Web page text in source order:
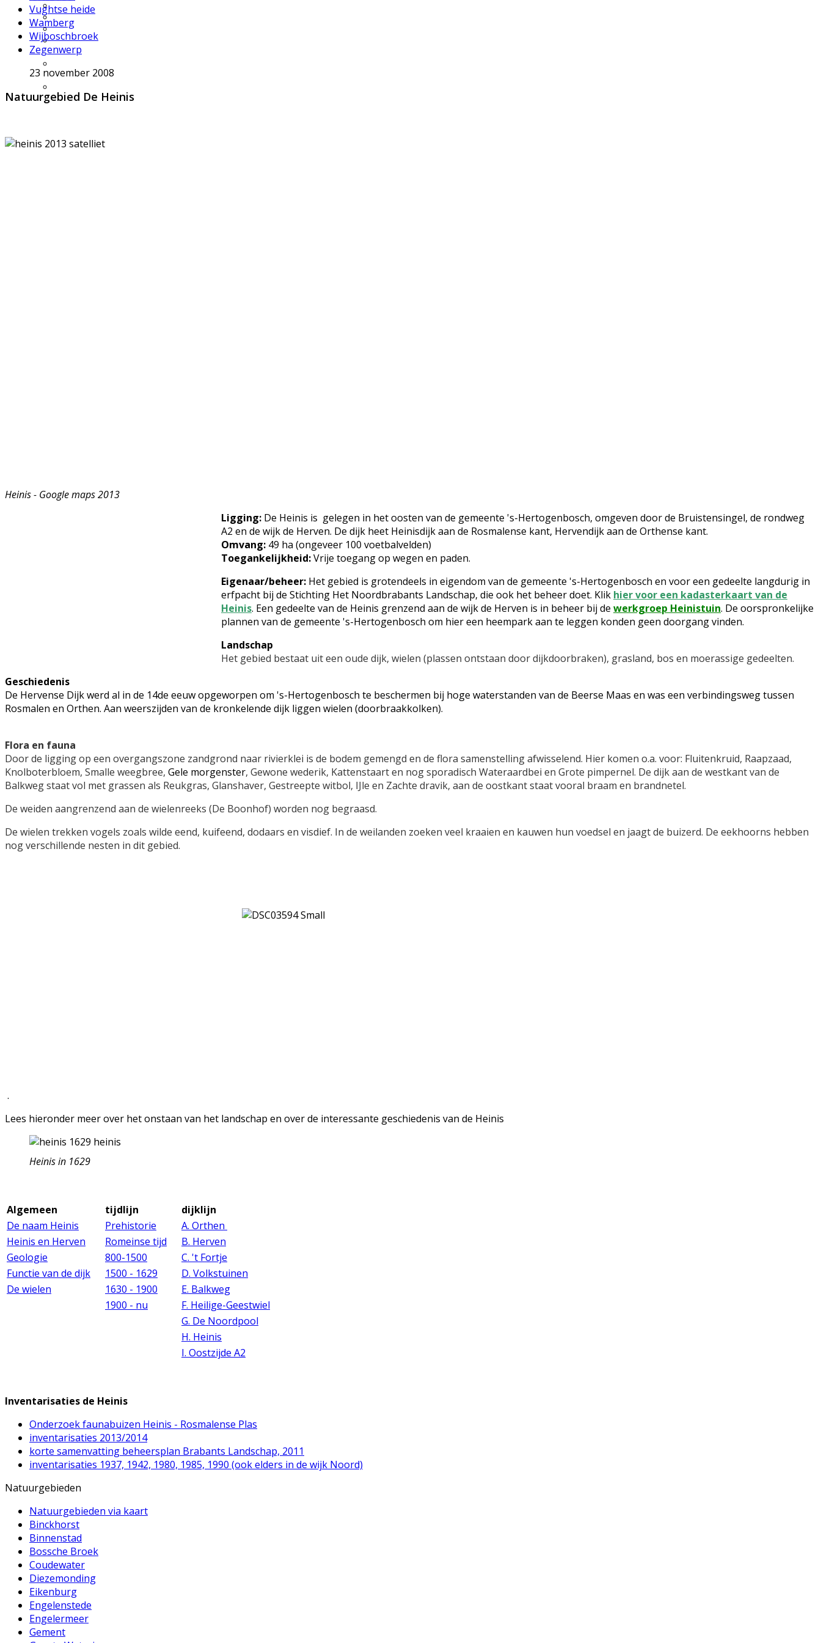
Excursie aanvragen
Lid worden en meedoen?
Meldpunt Natuur
Route naar 't Wikveld
Empel
Zuid
Vughtse heide
Wamberg
Wijboschbroek
Zegenwerp
23 november 2008
Natuurgebied De Heinis
Heinis - Google maps 2013
Ligging: De Heinis is gelegen in het oosten van de gemeente 's-Hertogenbosch, omgeven door de Bruistensingel, de rondweg
A2 en de wijk de Herven. De dijk heet Heinisdijk aan de Rosmalense kant, Hervendijk aan de Orthense kant.
Omvang: 49 ha (ongeveer 100 voetbalvelden)
Toegankelijkheid:Vrije toegang op wegen en paden.
Eigenaar/beheer: Het gebied is grotendeels in eigendom van de gemeente 's-Hertogenbosch en voor een gedeelte langdurig in
erfpacht bij de Stichting Het Noordbrabants Landschap, die ook het beheer doet. Klik hier voor een kadasterkaart van de
Heinis. Een gedeelte van de Heinis grenzend aan de wijk de Herven is in beheer bij de werkgroep Heinistuin. De oorspronkelijke
plannen van de gemeente 's-Hertogenbosch om hier een heempark aan te leggen konden geen doorgang vinden.
Landschap
Het gebied bestaat uit een oude dijk, wielen (plassen ontstaan door dijkdoorbraken), grasland, bos en moerassige gedeelten.
Geschiedenis
De Hervense Dijk werd al in de 14de eeuw opgeworpen om 's-Hertogenbosch te beschermen bij hoge waterstanden van de Beerse Maas en was een verbindingsweg tussen
Rosmalen en Orthen. Aan weerszijden van de kronkelende dijk liggen wielen (doorbraakkolken).
Flora en fauna
Door de ligging op een overgangszone zandgrond naar rivierklei is de bodem gemengd en de flora samenstelling afwisselend. Hier komen o.a. voor: Fluitenkruid, Raapzaad,
Knolboterbloem, Smalle weegbree, Gele morgenster, Gewone wederik, Kattenstaart en nog sporadisch Wateraardbei en Grote pimpernel. De dijk aan de westkant van de
Balkweg staat vol met grassen als Reukgras, Glanshaver, Gestreepte witbol, IJle en Zachte dravik, aan de oostkant staat vooral braam en brandnetel.
De weiden aangrenzend aan de wielenreeks (De Boonhof) worden nog begraasd.
De wielen trekken vogels zoals wilde eend, kuifeend, dodaars en visdief. In de weilanden zoeken veel kraaien en kauwen hun voedsel en jaagt de buizerd. De eekhoorns hebben
nog verschillende nesten in dit gebied.
.
Lees hieronder meer over het onstaan van het landschap en over de interessante geschiedenis van de Heinis
Heinis in 1629
Algemeen tijdlijn
dijklijn
De naam Heinis
Prehistorie
A. Orthen
Heinis en Herven
Romeinse tijd
B. Herven
Geologie
800-1500
C. 't Fortje
Functie van de dijk
1500 - 1629
D. Volkstuinen
De wielen
1630 - 1900
E. Balkweg
1900 - nu
F. Heilige-Geestwiel
G. De Noordpool
H. Heinis
I. Oostzijde A2
Inventarisaties de Heinis
Onderzoek faunabuizen Heinis - Rosmalense Plas
inventarisaties 2013/2014
korte samenvatting beheersplan Brabants Landschap, 2011
inventarisaties 1937, 1942, 1980, 1985, 1990 (ook elders in de wijk Noord)
Natuurgebieden
Natuurgebieden via kaart
Binckhorst
Binnenstad
Bossche Broek
Coudewater
Diezemonding
Eikenburg
Engelenstede
Engelermeer
Gement